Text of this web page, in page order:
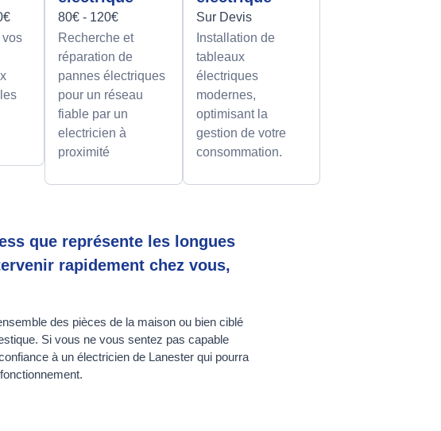
vos
80€ - 120€
Recherche et
réparation de
pannes électriques
pour un réseau
fiable par un
electricien à
proximité
Sur Devis
Installation de
tableaux
électriques
modernes,
optimisant la
gestion de votre
consommation.
que représente les longues
rapidement chez vous,
des pièces de la maison ou bien ciblé
Si vous ne vous sentez pas capable
à un électricien de Lanester qui pourra